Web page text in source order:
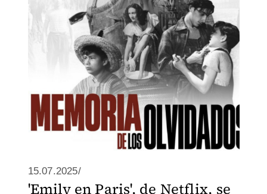
15.07.2025/
'Emily en Paris', de Netflix, se